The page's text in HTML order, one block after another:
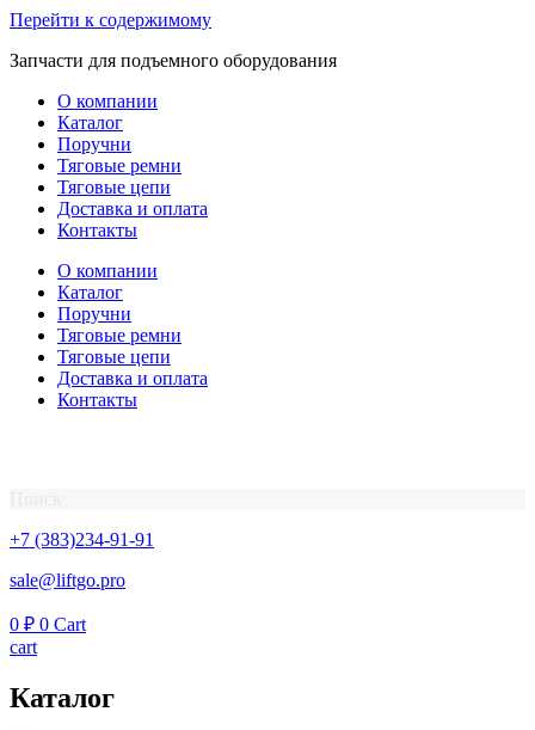
Перейти к содержимому
Запчасти для подъемного оборудования
О компании
Каталог
Поручни
Тяговые ремни
Тяговые цепи
Доставка и оплата
Контакты
О компании
Каталог
Поручни
Тяговые ремни
Тяговые цепи
Доставка и оплата
Контакты
+7 (383)234-91-91
sale@liftgo.pro
0 ₽ 0 Cart
cart
Каталог